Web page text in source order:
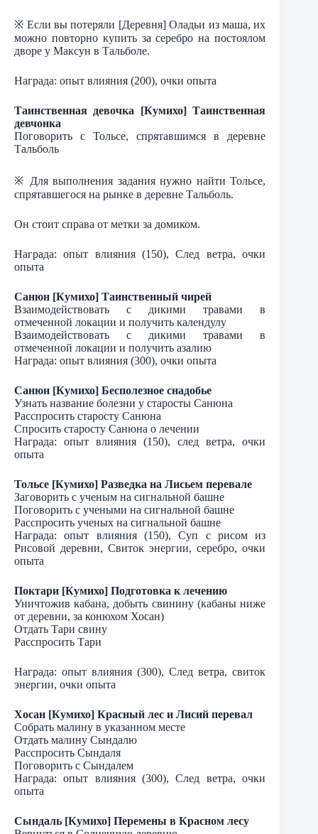
※ Если вы потеряли [Деревня] Оладьи из маша, их
можно повторно купить за серебро на постоялом
дворе у Максун в Тальболе.
Награда: опыт влияния (200), очки опыта
Таинственная девочка [Кумихо] Таинственная
девчонка
Поговорить с Тольсе, спрятавшимся в деревне
Тальболь
※ Для выполнения задания нужно найти Тольсе,
спрятавшегося на рынке в деревне Тальболь.
Он стоит справа от метки за домиком.
Награда: опыт влияния (150), След ветра, очки
опыта
Санюн [Кумихо] Таинственный чирей
Взаимодействовать с дикими травами в
отмеченной локации и получить календулу
Взаимодействовать с дикими травами в
отмеченной локации и получить азалию
Награда: опыт влияния (300), очки опыта
Санюн [Кумихо] Бесполезное снадобье
Узнать название болезни у старосты Санюна
Расспросить старосту Санюна
Спросить старосту Санюна о лечении
Награда: опыт влияния (150), след ветра, очки
опыта
Тольсе [Кумихо] Разведка на Лисьем перевале
Заговорить с ученым на сигнальной башне
Поговорить с учеными на сигнальной башне
Расспросить ученых на сигнальной башне
Награда: опыт влияния (150), Суп с рисом из
Рисовой деревни, Свиток энергии, серебро, очки
опыта
Поктари [Кумихо] Подготовка к лечению
Уничтожив кабана, добыть свинину (кабаны ниже
от деревни, за конюхом Хосан)
Отдать Тари свину
Расспросить Тари
Награда: опыт влияния (300), След ветра, свиток
энергии, очки опыта
Хосан [Кумихо] Красный лес и Лисий перевал
Собрать малину в указанном месте
Отдать малину Сындалю
Расспросить Сындаля
Поговорить с Сындалем
Награда: опыт влияния (300), След ветра, очки
опыта
Сындаль [Кумихо] Перемены в Красном лесу